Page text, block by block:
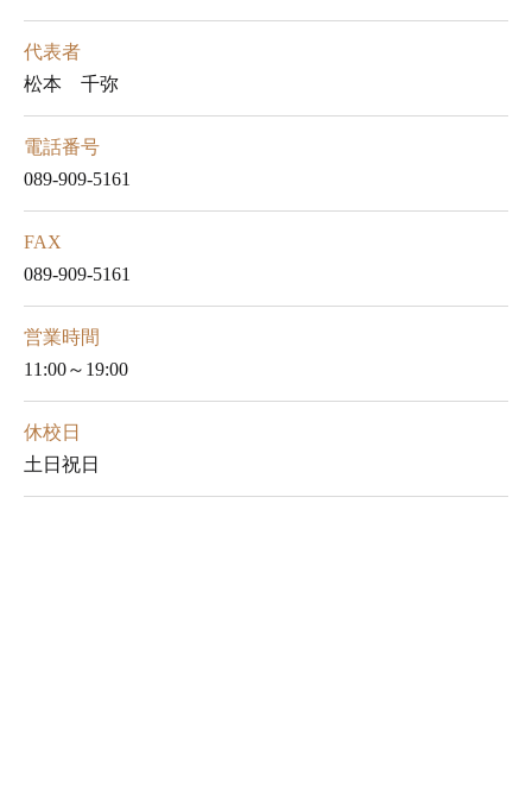
代表者
松本 千弥
電話番号
089-909-5161
FAX
089-909-5161
営業時間
11:00～19:00
休校日
土日祝日